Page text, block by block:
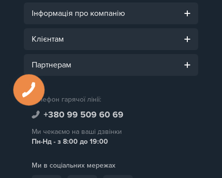
Інформація про компанію
Клієнтам
Партнерам
Телефон гарячої лінії:
+380 99 509 60 69
Ми чекаємо на ваші дзвінки
Пн-Нд - з 8:00 до 19:00
Ми в соціальних мережах